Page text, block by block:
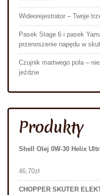
Wideorejestrator – Twoje
Pasek Stage 6 i pasek
przenoszenie napędu w
Czujnik martwego pola –
jeździe
Produkty
Shell Olej 0W-30 Helix
46,70zł
CHOPPER SKUTER